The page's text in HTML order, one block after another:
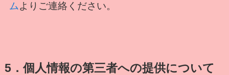
ムよりご連絡ください。
5．個人情報の第三者への提供について